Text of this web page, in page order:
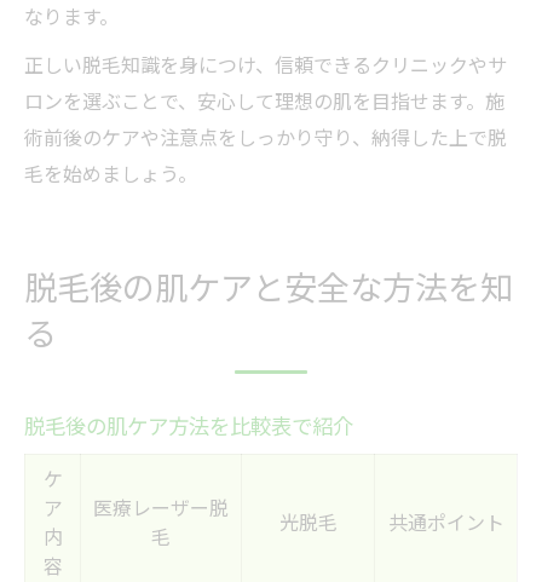
なります。
正しい脱毛知識を身につけ、信頼できるクリニックやサ
ロンを選ぶことで、安心して理想の肌を目指せます。施
術前後のケアや注意点をしっかり守り、納得した上で脱
毛を始めましょう。
脱毛後の肌ケアと安全な方法を知
る
脱毛後の肌ケア方法を比較表で紹介
ケ
ア
内
容
医療レーザー脱
毛
光脱毛 共通ポイント